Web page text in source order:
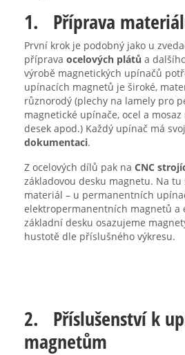
1. Příprava
První krok je podobný jako u
příprava ocelových plátů a
výrobě magnetických upínačů
upínacích magnetů je široké,
různorodý (plechy na lamely pro
magnetické upínače, ocel a
desek apod.) Každý upínač má
dokumentaci.
Z ocelových dílů pak na CNC
základovou desku magnetu. Na
materiál – u permanentních
elektropermanentních magnetů a
základní desku osazujeme
hustotě dle příslušného výkresu.
2. Příslušenství k
magnetům